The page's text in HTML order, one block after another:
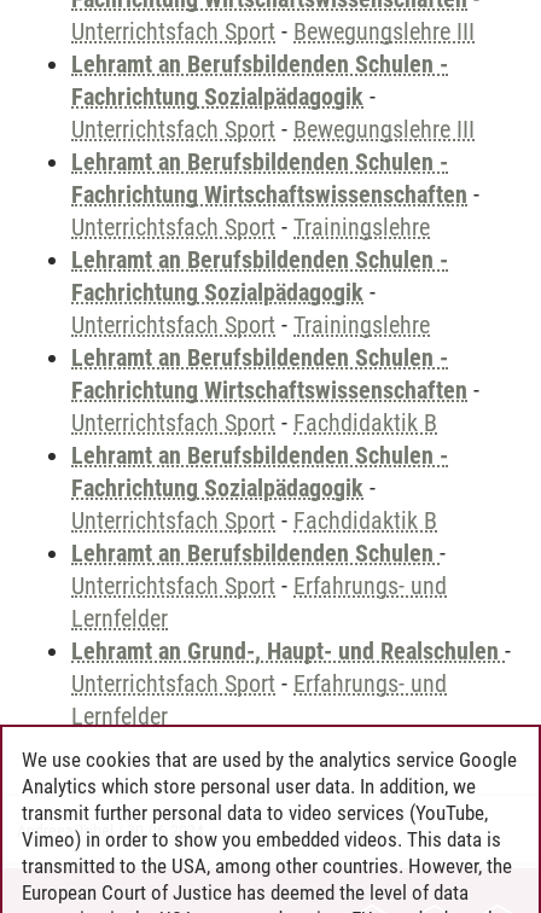
Unterrichtsfach Sport - Bewegungslehre III
Lehramt an Berufsbildenden Schulen -
Fachrichtung Sozialpädagogik -
Unterrichtsfach Sport - Bewegungslehre III
Lehramt an Berufsbildenden Schulen -
Fachrichtung Wirtschaftswissenschaften -
Unterrichtsfach Sport - Trainingslehre
Lehramt an Berufsbildenden Schulen -
Fachrichtung Sozialpädagogik -
Unterrichtsfach Sport - Trainingslehre
Lehramt an Berufsbildenden Schulen -
Fachrichtung Wirtschaftswissenschaften -
Unterrichtsfach Sport - Fachdidaktik B
Lehramt an Berufsbildenden Schulen -
Fachrichtung Sozialpädagogik -
Unterrichtsfach Sport - Fachdidaktik B
Lehramt an Berufsbildenden Schulen -
Unterrichtsfach Sport - Erfahrungs- und
Lernfelder
Lehramt an Grund-, Haupt- und Realschulen -
Unterrichtsfach Sport - Erfahrungs- und
Lernfelder
Andreea Tribel 30.06.2024
We use cookies that are used by the analytics service Google
Analytics which store personal user data. In addition, we
transmit further personal data to video services (YouTube,
Vimeo) in order to show you embedded videos. This data is
transmitted to the USA, among other countries. However, the
European Court of Justice has deemed the level of data